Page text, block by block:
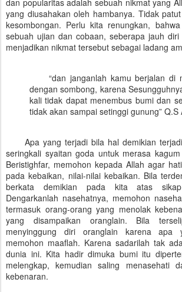
dan popularitas adalah sebuah nikmat yang
yang diusahakan oleh hambanya. Tidak
kesombongan. Perlu kita renungkan,
sebuah ujian dan cobaan, seberapa jauh
menjadikan nikmat tersebut sebagai ladang
“dan janganlah kamu berjalan di
dengan sombong, karena
kali tidak dapat menembus bumi dan
tidak akan sampai setinggi gunung” Q.S
Apa yang terjadi bila hal demikian
seringkali syaitan goda untuk merasa
Beristighfar, memohon kepada Allah agar
pada kebaikan, nilai-nilai kebaikan. Bila
berkata demikian pada kita atas
Dengarkanlah nasehatnya, memohon
termasuk orang-orang yang menolak
yang disampaikan oranglain. Bila
menyinggung diri oranglain karena apa
memohon maaflah. Karena sadarilah tak
dunia ini. Kita hadir dimuka bumi itu
melengkap, kemudian saling menasehati
kebenaran.